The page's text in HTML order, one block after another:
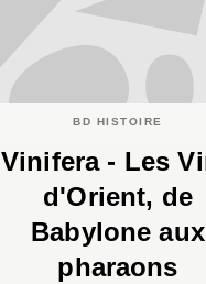
BD HISTOIRE
Vinifera - Les
d'Orient, de
Babylone aux
pharaons